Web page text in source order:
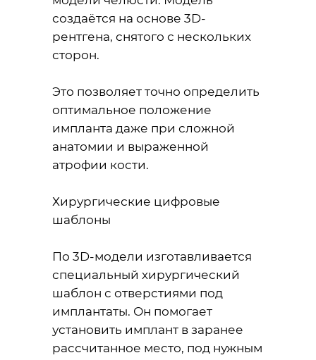
создаётся на основе 3D-
рентгена, снятого с нескольких
сторон.
Это позволяет точно определить
оптимальное положение
импланта даже при сложной
анатомии и выраженной
атрофии кости.
Хирургические цифровые
шаблоны
По 3D-модели изготавливается
специальный хирургический
шаблон с отверстиями под
имплантаты. Он помогает
установить имплант в заранее
рассчитанное место, под нужным